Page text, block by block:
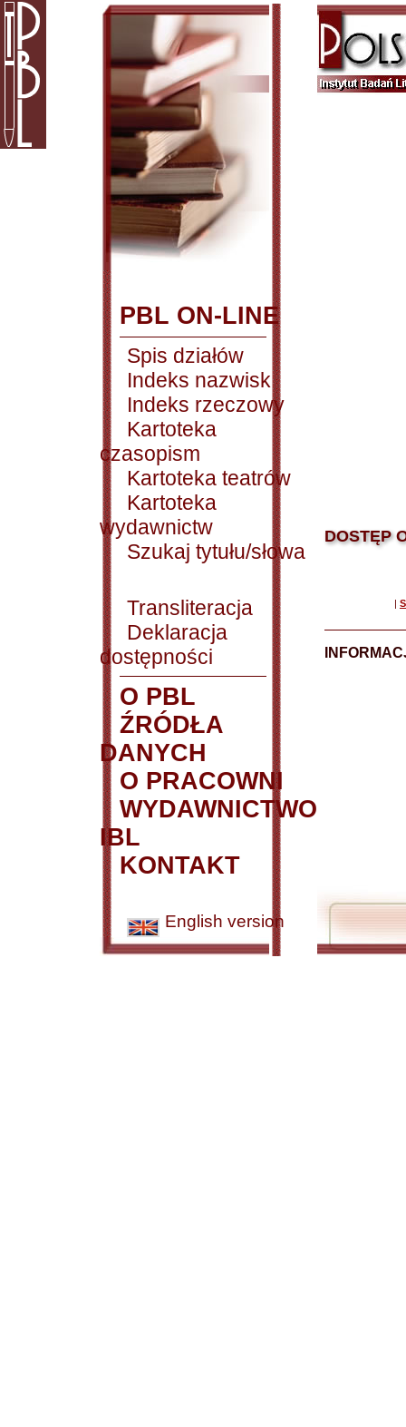
PBL ON-LINE
Spis działów
Indeks nazwisk
Indeks rzeczowy
Kartoteka
czasopism
Kartoteka teatrów
Kartoteka
wydawnictw
Szukaj tytułu/słowa
Transliteracja
Deklaracja
dostępności
O PBL
ŹRÓDŁA
DANYCH
O PRACOWNI
WYDAWNICTWO
IBL
KONTAKT
English version
DOSTĘP
|